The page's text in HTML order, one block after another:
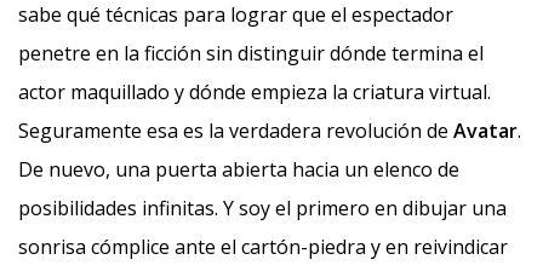
sabe qué técnicas para lograr que el espectador
penetre en la ficción sin distinguir dónde termina el
actor maquillado y dónde empieza la criatura virtual.
Seguramente esa es la verdadera revolución de Avatar.
De nuevo, una puerta abierta hacia un elenco de
posibilidades infinitas. Y soy el primero en dibujar una
sonrisa cómplice ante el cartón-piedra y en reivindicar